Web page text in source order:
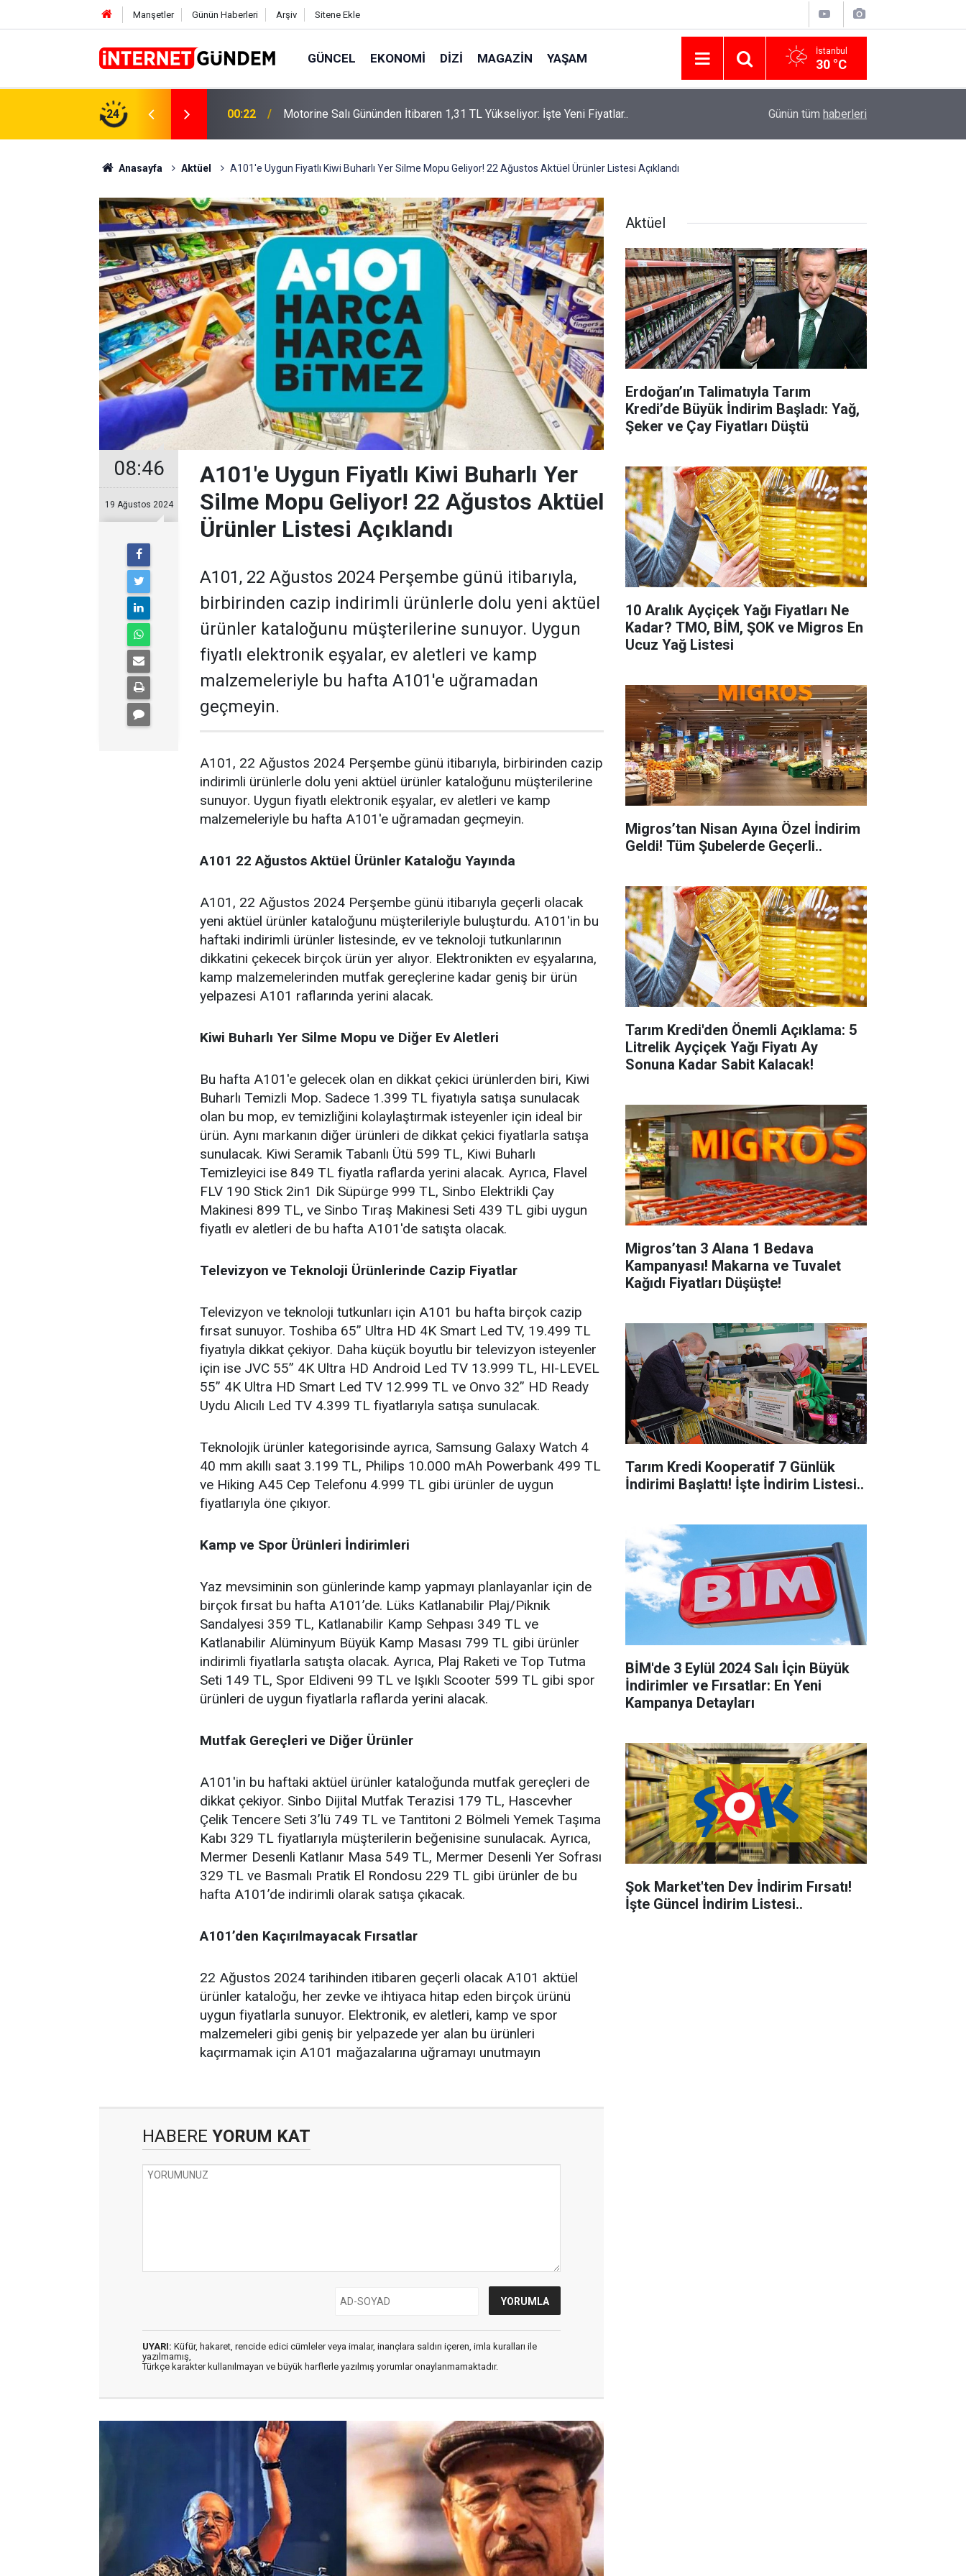
Manşetler Günün Haberleri Arşiv Sitene Ekle
GÜNCEL EKONOMI DIZI MAGAZIN YAŞAM İstanbul
30 °C
24
TL Yükseliyor: İşte Yeni Fiyatlar.. 15:58
Neşet Ertaş’a “Bozkırın Tezenesi” Lakabını Kim Verdi? Beyaz’la Joker
Sorusunun Cevabı Merak Edildi
Günün tüm haberleri
Anasayfa Aktüel A101'e Uygun Fiyatlı Kiwi Buharlı Yer Silme Mopu Geliyor! 22 Ağustos Aktüel Ürünler Listesi Açıklandı
08:46
19 Ağustos 2024
A101'e Uygun Fiyatlı Kiwi Buharlı Yer
Silme Mopu Geliyor! 22 Ağustos Aktüel
Ürünler Listesi Açıklandı
A101, 22 Ağustos 2024 Perşembe günü itibarıyla,
birbirinden cazip indirimli ürünlerle dolu yeni aktüel
ürünler kataloğunu müşterilerine sunuyor. Uygun
fiyatlı elektronik eşyalar, ev aletleri ve kamp
malzemeleriyle bu hafta A101'e uğramadan
geçmeyin.
A101, 22 Ağustos 2024 Perşembe günü itibarıyla, birbirinden cazip
indirimli ürünlerle dolu yeni aktüel ürünler kataloğunu müşterilerine
sunuyor. Uygun fiyatlı elektronik eşyalar, ev aletleri ve kamp
malzemeleriyle bu hafta A101'e uğramadan geçmeyin.
A101 22 Ağustos Aktüel Ürünler Kataloğu Yayında
A101, 22 Ağustos 2024 Perşembe günü itibarıyla geçerli olacak
yeni aktüel ürünler kataloğunu müşterileriyle buluşturdu. A101'in bu
haftaki indirimli ürünler listesinde, ev ve teknoloji tutkunlarının
dikkatini çekecek birçok ürün yer alıyor. Elektronikten ev eşyalarına,
kamp malzemelerinden mutfak gereçlerine kadar geniş bir ürün
yelpazesi A101 raflarında yerini alacak.
Kiwi Buharlı Yer Silme Mopu ve Diğer Ev Aletleri
Bu hafta A101'e gelecek olan en dikkat çekici ürünlerden biri, Kiwi
Buharlı Temizli Mop. Sadece 1.399 TL fiyatıyla satışa sunulacak
olan bu mop, ev temizliğini kolaylaştırmak isteyenler için ideal bir
ürün. Aynı markanın diğer ürünleri de dikkat çekici fiyatlarla satışa
sunulacak. Kiwi Seramik Tabanlı Ütü 599 TL, Kiwi Buharlı
Temizleyici ise 849 TL fiyatla raflarda yerini alacak. Ayrıca, Flavel
FLV 190 Stick 2in1 Dik Süpürge 999 TL, Sinbo Elektrikli Çay
Makinesi 899 TL, ve Sinbo Tıraş Makinesi Seti 439 TL gibi uygun
fiyatlı ev aletleri de bu hafta A101'de satışta olacak.
Televizyon ve Teknoloji Ürünlerinde Cazip Fiyatlar
Televizyon ve teknoloji tutkunları için A101 bu hafta birçok cazip
fırsat sunuyor. Toshiba 65” Ultra HD 4K Smart Led TV, 19.499 TL
fiyatıyla dikkat çekiyor. Daha küçük boyutlu bir televizyon isteyenler
için ise JVC 55” 4K Ultra HD Android Led TV 13.999 TL, HI-LEVEL
55” 4K Ultra HD Smart Led TV 12.999 TL ve Onvo 32” HD Ready
Uydu Alıcılı Led TV 4.399 TL fiyatlarıyla satışa sunulacak.
Teknolojik ürünler kategorisinde ayrıca, Samsung Galaxy Watch 4
40 mm akıllı saat 3.199 TL, Philips 10.000 mAh Powerbank 499 TL
ve Hiking A45 Cep Telefonu 4.999 TL gibi ürünler de uygun
fiyatlarıyla öne çıkıyor.
Kamp ve Spor Ürünleri İndirimleri
Yaz mevsiminin son günlerinde kamp yapmayı planlayanlar için de
birçok fırsat bu hafta A101’de. Lüks Katlanabilir Plaj/Piknik
Sandalyesi 359 TL, Katlanabilir Kamp Sehpası 349 TL ve
Katlanabilir Alüminyum Büyük Kamp Masası 799 TL gibi ürünler
indirimli fiyatlarla satışta olacak. Ayrıca, Plaj Raketi ve Top Tutma
Seti 149 TL, Spor Eldiveni 99 TL ve Işıklı Scooter 599 TL gibi spor
ürünleri de uygun fiyatlarla raflarda yerini alacak.
Mutfak Gereçleri ve Diğer Ürünler
A101'in bu haftaki aktüel ürünler kataloğunda mutfak gereçleri de
dikkat çekiyor. Sinbo Dijital Mutfak Terazisi 179 TL, Hascevher
Çelik Tencere Seti 3’lü 749 TL ve Tantitoni 2 Bölmeli Yemek Taşıma
Kabı 329 TL fiyatlarıyla müşterilerin beğenisine sunulacak. Ayrıca,
Mermer Desenli Katlanır Masa 549 TL, Mermer Desenli Yer Sofrası
329 TL ve Basmalı Pratik El Rondosu 229 TL gibi ürünler de bu
hafta A101’de indirimli olarak satışa çıkacak.
A101’den Kaçırılmayacak Fırsatlar
22 Ağustos 2024 tarihinden itibaren geçerli olacak A101 aktüel
ürünler kataloğu, her zevke ve ihtiyaca hitap eden birçok ürünü
uygun fiyatlarla sunuyor. Elektronik, ev aletleri, kamp ve spor
malzemeleri gibi geniş bir yelpazede yer alan bu ürünleri
kaçırmamak için A101 mağazalarına uğramayı unutmayın
HABERE YORUM KAT
UYARI: Küfür, hakaret, rencide edici cümleler veya imalar, inançlara saldırı içeren, imla kuralları ile
yazılmamış,
Türkçe karakter kullanılmayan ve büyük harflerle yazılmış yorumlar onaylanmamaktadır.
Aktüel
Erdoğan’ın Talimatıyla Tarım
Kredi’de Büyük İndirim Başladı: Yağ,
Şeker ve Çay Fiyatları Düştü
10 Aralık Ayçiçek Yağı Fiyatları Ne
Kadar? TMO, BİM, ŞOK ve Migros En
Ucuz Yağ Listesi
Migros’tan Nisan Ayına Özel İndirim
Geldi! Tüm Şubelerde Geçerli..
Tarım Kredi'den Önemli Açıklama: 5
Litrelik Ayçiçek Yağı Fiyatı Ay
Sonuna Kadar Sabit Kalacak!
Migros’tan 3 Alana 1 Bedava
Kampanyası! Makarna ve Tuvalet
Kağıdı Fiyatları Düşüşte!
Tarım Kredi Kooperatif 7 Günlük
İndirimi Başlattı! İşte İndirim Listesi..
BİM'de 3 Eylül 2024 Salı İçin Büyük
İndirimler ve Fırsatlar: En Yeni
Kampanya Detayları
Şok Market'ten Dev İndirim Fırsatı!
İşte Güncel İndirim Listesi..